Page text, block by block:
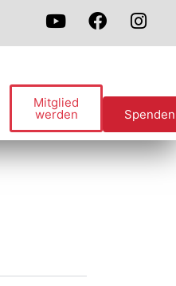
Mitglied
werden Spenden